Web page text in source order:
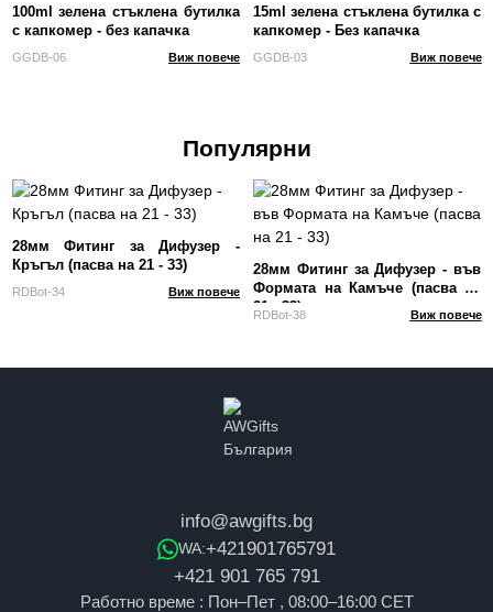
100ml зелена стъклена бутилка
с капкомер - без капачка
GGDB-06 Виж повече
15ml зелена стъклена бутилка с
капкомер - Без капачка
GGDB-03 Виж повече
Популярни
28мм Фитинг за Дифузер -
Кръгъл (пасва на 21 - 33)
RDBot-34 Виж повече
28мм Фитинг за Дифузер - във
Формата на Камъче (пасва на
21 - 33)
RDBot-38 Виж повече
info@awgifts.bg
WA:+421901765791
+421 901 765 791
Работно време : Пон–Пет , 08:00–16:00 CET